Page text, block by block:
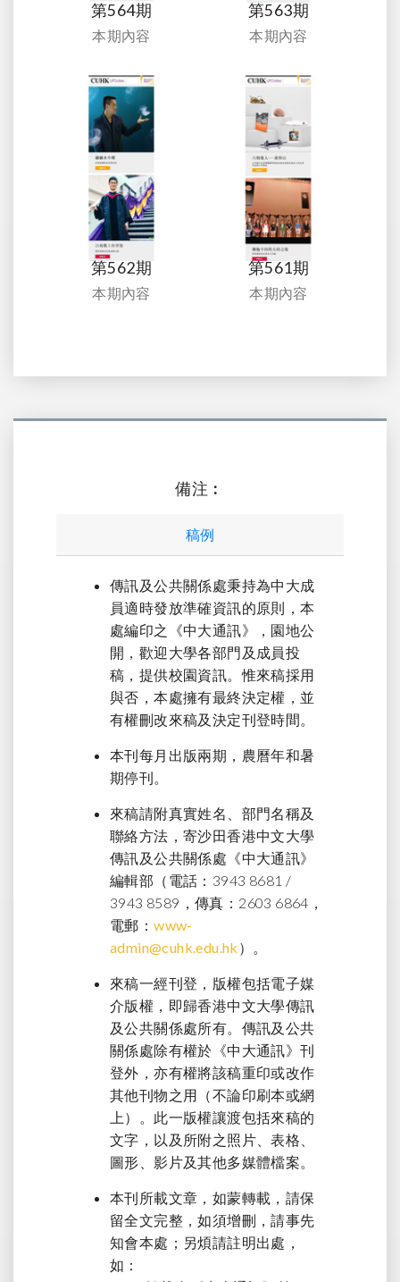
第564期
本期內容
第563期
本期內容
第562期
本期內容
第561期
本期內容
備注︰
稿例
傳訊及公共關係處秉持為中大成
員適時發放準確資訊的原則，本
處編印之《中大通訊》，園地公
開，歡迎大學各部門及成員投
稿，提供校園資訊。惟來稿採用
與否，本處擁有最終決定權，並
有權刪改來稿及決定刊登時間。
本刊每月出版兩期，農曆年和暑
期停刊。
來稿請附真實姓名、部門名稱及
聯絡方法，寄沙田香港中文大學
傳訊及公共關係處《中大通訊》
編輯部（電話：3943 8681 /
3943 8589，傳真：2603 6864，
電郵：www-
admin@cuhk.edu.hk ）。
來稿一經刊登，版權包括電子媒
介版權，即歸香港中文大學傳訊
及公共關係處所有。傳訊及公共
關係處除有權於《中大通訊》刊
登外，亦有權將該稿重印或改作
其他刊物之用（不論印刷本或網
上）。此一版權讓渡包括來稿的
文字，以及所附之照片、表格、
圖形、影片及其他多媒體檔案。
本刊所載文章，如蒙轉載，請保
留全文完整，如須增刪，請事先
知會本處；另煩請註明出處，
如：